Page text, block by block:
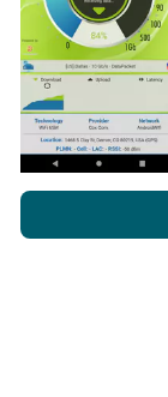
nanti!
secara
Privasi dan